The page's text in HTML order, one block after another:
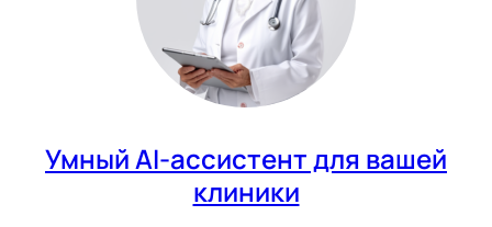
Умный AI-ассистент для вашей
клиники